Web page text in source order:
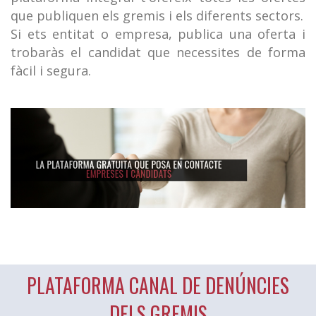
que publiquen els gremis i els diferents sectors.
Si ets entitat o empresa, publica una oferta i
trobaràs el candidat que necessites de forma
fàcil i segura.
PLATAFORMA CANAL DE DENÚNCIES